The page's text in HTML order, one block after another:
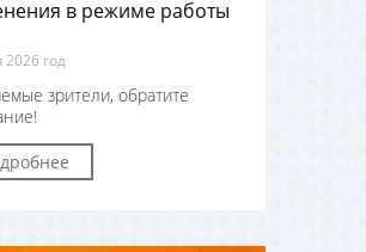
в режиме работы
2026 год
зрители, обратите